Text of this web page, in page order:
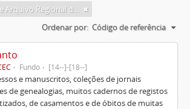
Biblioteca Pública e Arquivo Regional de Ponta Delgada
Ordenar por: Código de referência
Fundo [14--]-[18--]
e manuscritos, coleções de jornais
de genealogias, muitos cadernos de registos
de casamentos e de óbitos de muitas